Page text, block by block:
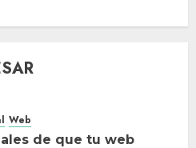
Web
de que tu web